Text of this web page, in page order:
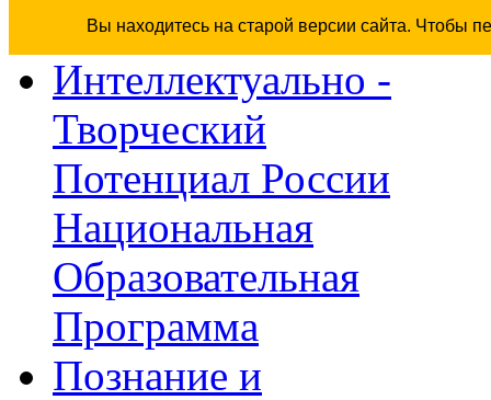
Вы находитесь на старой версии сайта. Чтобы
Интеллектуально -
Творческий
Потенциал России
Национальная
Образовательная
Программа
Познание и